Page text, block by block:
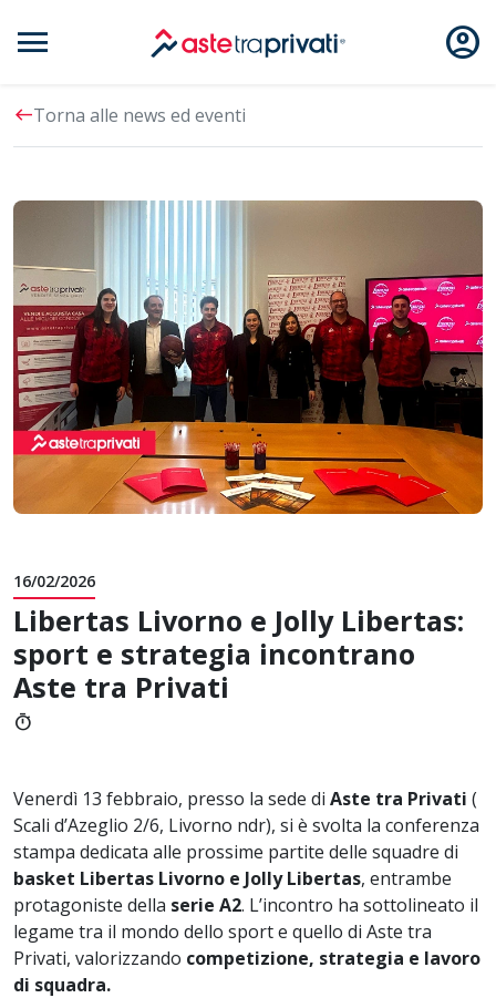
menu Aste account_circle
westTorna alle news ed eventi
16/02/2026
Libertas Livorno e Jolly Libertas:
sport e strategia incontrano
Aste tra Privati
timer
Venerdì 13 febbraio, presso la sede di Aste tra Privati (
Scali d’Azeglio 2/6, Livorno ndr), si è svolta la conferenza
stampa dedicata alle prossime partite delle squadre di
basket Libertas Livorno e Jolly Libertas, entrambe
protagoniste della serie A2. L’incontro ha sottolineato il
legame tra il mondo dello sport e quello di Aste tra
Privati, valorizzando competizione, strategia e lavoro
di squadra.